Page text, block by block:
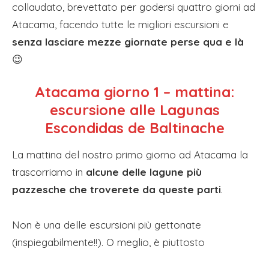
collaudato, brevettato per godersi quattro giorni ad
Atacama, facendo tutte le migliori escursioni e
senza lasciare mezze giornate perse qua e là
😉
Atacama giorno 1 – mattina:
escursione alle Lagunas
Escondidas de Baltinache
La mattina del nostro primo giorno ad Atacama la
trascorriamo in alcune delle lagune più
pazzesche che troverete da queste parti.
Non è una delle escursioni più gettonate
(inspiegabilmente!!). O meglio, è piuttosto